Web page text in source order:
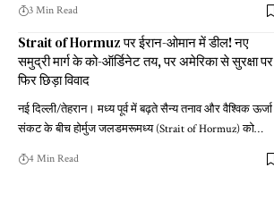
3 Min Read
Strait of Hormuz पर ईरान-ओमान में डील! नए
समुद्री मार्ग के को-ऑर्डिनेट तय, पर अमेरिका से सुरक्षा पर
फिर छिड़ा विवाद
नई दिल्ली/तेहरान। मध्य पूर्व में बढ़ते सैन्य तनाव और वैश्विक ऊर्जा
संकट के बीच होर्मुज जलडमरूमध्य (Strait of Hormuz) को…
4 Min Read